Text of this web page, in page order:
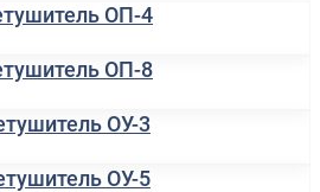
ОП-4
ОП-8
ОУ-3
ОУ-5